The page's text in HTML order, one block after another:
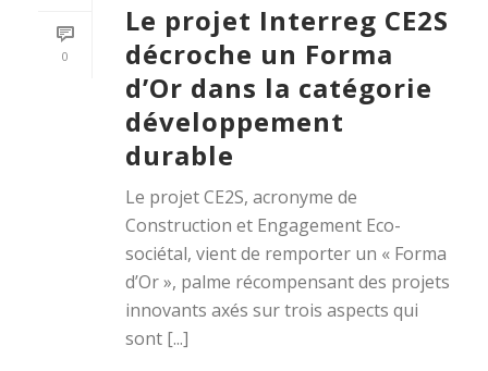
0
Le projet Interreg CE2S
décroche un Forma
d’Or dans la catégorie
développement
durable
Le projet CE2S, acronyme de
Construction et Engagement Eco-
sociétal, vient de remporter un « Forma
d’Or », palme récompensant des projets
innovants axés sur trois aspects qui
sont [...]